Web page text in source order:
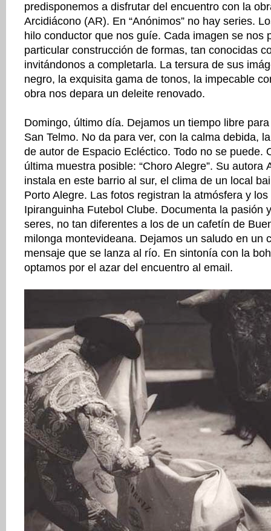
predisponemos a disfrutar del encuentro con la
Arcidiácono (AR). En “Anónimos” no hay series.
hilo conductor que nos guíe. Cada imagen se nos
particular construcción de formas, tan conocidas
invitándonos a completarla. La tersura de sus
negro, la exquisita gama de tonos, la impecable
obra nos depara un deleite renovado.
Domingo, último día. Dejamos un tiempo libre
San Telmo. No da para ver, con la calma debida,
de autor de Espacio Ecléctico. Todo no se puede.
última muestra posible: “Choro Alegre”. Su autora
instala en este barrio al sur, el clima de un local
Porto Alegre. Las fotos registran la atmósfera y
Ipiranguinha Futebol Clube. Documenta la pasión
seres, no tan diferentes a los de un cafetín de
milonga montevideana. Dejamos un saludo en un
mensaje que se lanza al río. En sintonía con la
optamos por el azar del encuentro al email.